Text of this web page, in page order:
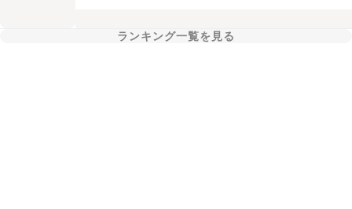
ランキング一覧を見る